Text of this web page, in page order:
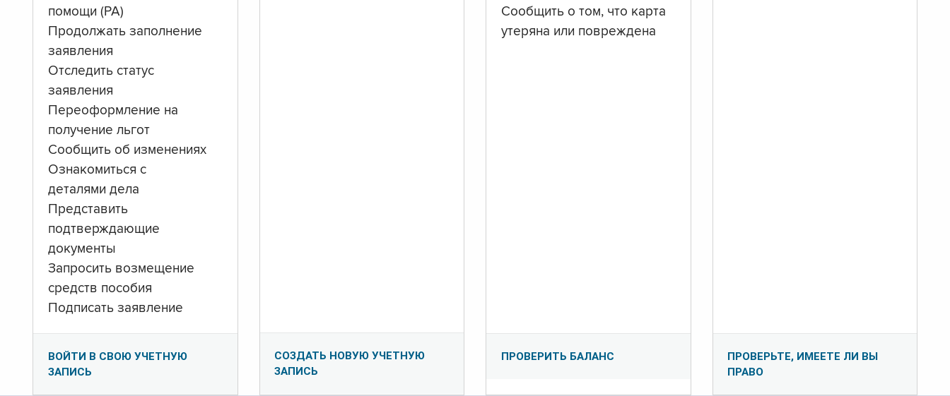
помощи (PA)
Продолжать заполнение
заявления
Отследить статус
заявления
Переоформление на
получение льгот
Сообщить об изменениях
Ознакомиться с
деталями дела
Представить
подтверждающие
документы
Запросить возмещение
средств пособия
Подписать заявление
ВОЙТИ В СВОЮ УЧЕТНУЮ
ЗАПИСЬ
СОЗДАТЬ НОВУЮ УЧЕТНУЮ
ЗАПИСЬ
Сообщить о том, что карта
утеряна или повреждена
ПРОВЕРИТЬ БАЛАНС
ПРОВЕРЬТЕ, ИМЕЕТЕ ЛИ ВЫ
ПРАВО